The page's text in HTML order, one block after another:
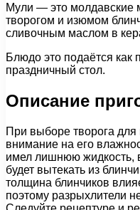
Мули — это
творогом и изюмом
сливочным маслом в
Блюдо это подаётся как
праздничный стол.
Описание
При выборе творога для
внимание на его
имел лишнюю жидкость,
будет вытекать из
толщина блинчиков
поэтому разрыхлители